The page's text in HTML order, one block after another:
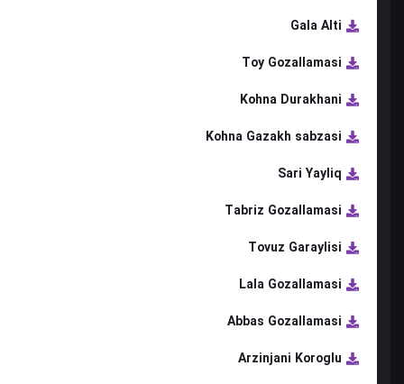
Gala Alti
Toy Gozallamasi
Kohna Durakhani
Kohna Gazakh sabzasi
Sari Yayliq
Tabriz Gozallamasi
Tovuz Garaylisi
Lala Gozallamasi
Abbas Gozallamasi
Arzinjani Koroglu